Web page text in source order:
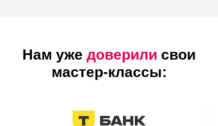
Нам уже доверили свои
мастер-классы: